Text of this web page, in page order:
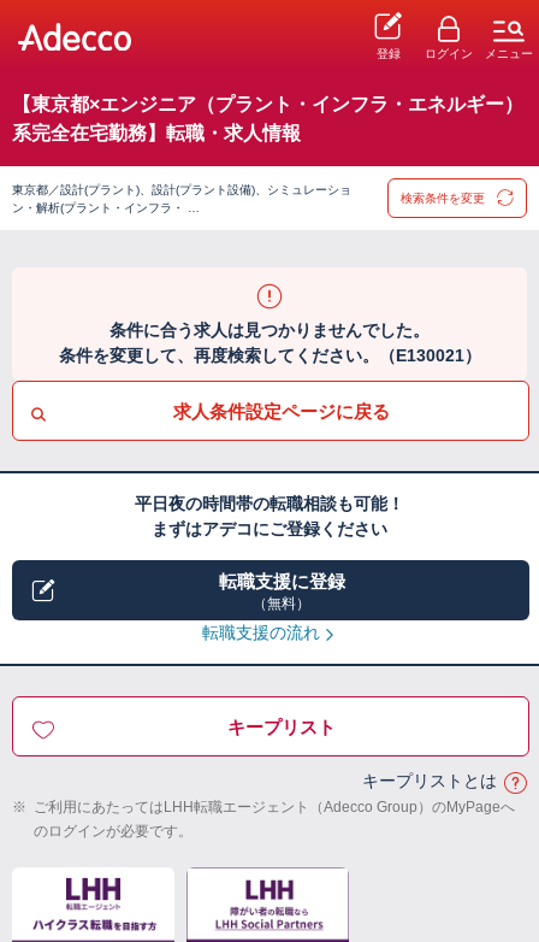
登録 ログイン メニュー
【東京都×エンジニア（プラント・インフラ・エネルギー）
系完全在宅勤務】転職・求人情報
東京都／設計(プラント)、設計(プラント設備)、シミュレーショ
ン・解析(プラント・インフラ・ …
検索条件を変更
条件に合う求人は見つかりませんでした。
条件を変更して、再度検索してください。（E130021）
求人条件設定ページに戻る
平日夜の時間帯の転職相談も可能！
まずはアデコにご登録ください
転職支援に登録
（無料）
転職支援の流れ
キープリスト
キープリストとは
※ ご利用にあたってはLHH転職エージェント（Adecco Group）のMyPageへ
のログインが必要です。